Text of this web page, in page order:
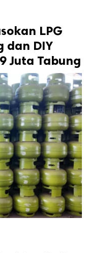
LPG
dan DIY
Juta Tabung